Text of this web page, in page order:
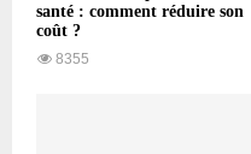
santé : comment réduire son
coût ?
8355